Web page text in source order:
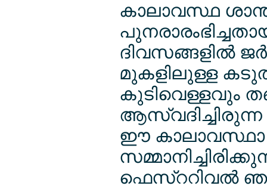
കാലാവസ്ഥ
ദിവസങ്ങളില്‍
മുകളിലുള്ള
കുടിവെള്ളവും
ആസ്വദിച്ചിരുന്ന
ഈ കാലാവസ്ഥാ
ഫെസ്ററിവല്‍